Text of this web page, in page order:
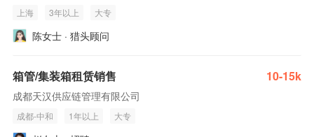
上海 3年以上 大专
陈女士 · 猎头顾问
箱管/集装箱租赁销售 10-15k
成都天汉供应链管理有限公司
成都-中和 1年以上 大专